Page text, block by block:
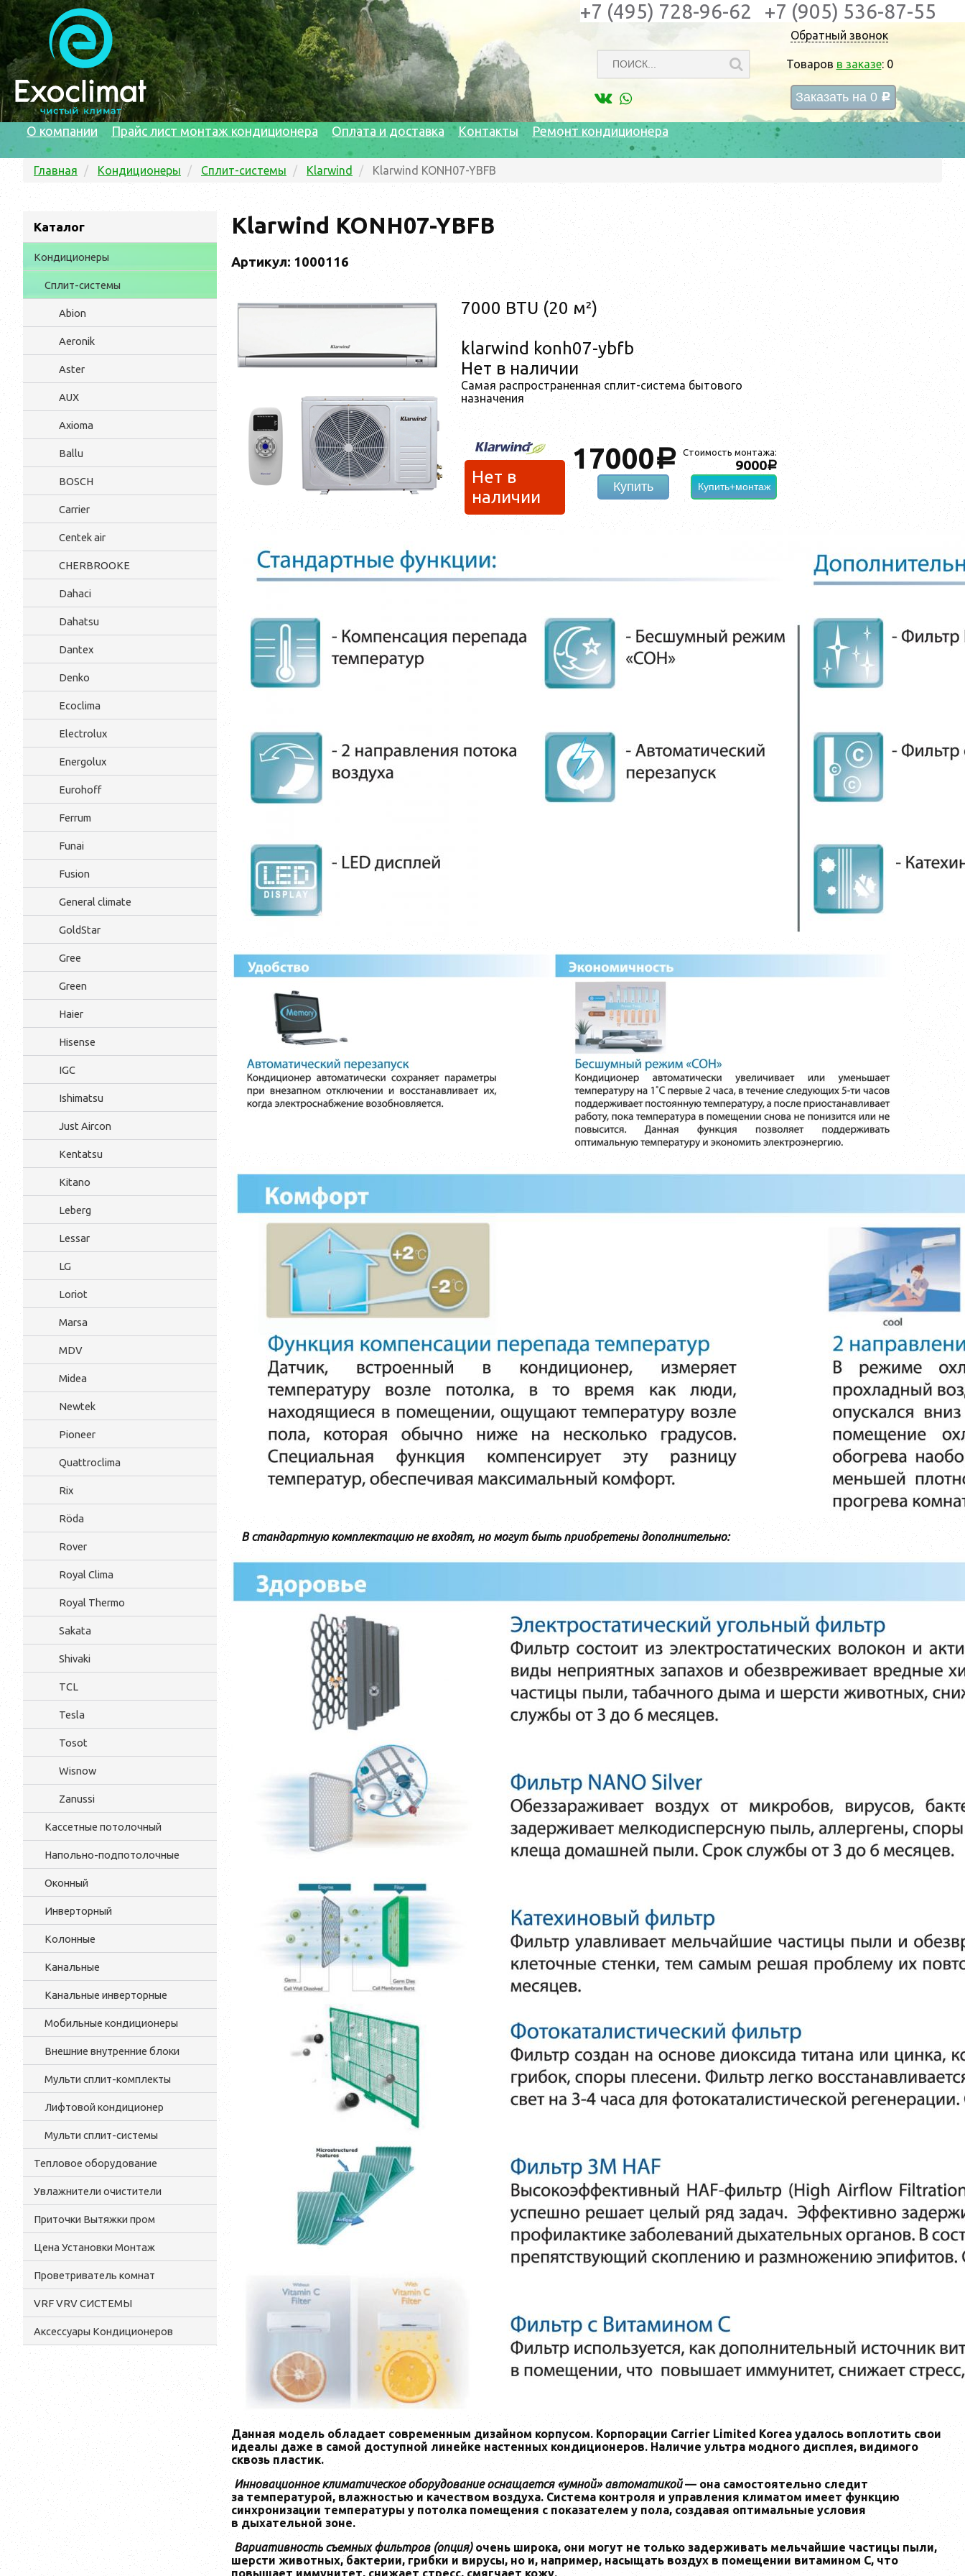
Обратный звонок
Товаров в заказе: 0
Заказать на 0 c
+7 (495) 728-96-62 +7 (905) 536-87-55
О компании Прайс лист монтаж кондиционера Оплата и доставка Контакты Ремонт кондиционера
Главная Кондиционеры Сплит-системы Klarwind Klarwind KONH07-YBFB
Каталог
Кондиционеры
Сплит-системы
Abion
Aeronik
Aster
AUX
Axioma
Ballu
BOSCH
Carrier
Centek air
CHERBROOKE
Dahaci
Dahatsu
Dantex
Denko
Ecoclima
Electrolux
Energolux
Eurohoff
Ferrum
Funai
Fusion
General climate
GoldStar
Gree
Green
Haier
Hisense
IGC
Ishimatsu
Just Aircon
Kentatsu
Kitano
Leberg
Lessar
LG
Loriot
Marsa
MDV
Midea
Newtek
Pioneer
Quattroclima
Rix
Röda
Rover
Royal Clima
Royal Thermo
Sakata
Shivaki
TCL
Tesla
Tosot
Wisnow
Zanussi
Кассетные потолочный
Напольно-подпотолочные
Оконный
Инверторный
Колонные
Канальные
Канальные инверторные
Мобильные кондиционеры
Внешние внутренние блоки
Мульти cплит-комплекты
Лифтовой кондиционер
Мульти сплит-системы
Тепловое оборудование
Увлажнители очистители
Приточки Вытяжки пром
Цена Установки Монтаж
Проветриватель комнат
VRF VRV СИСТЕМЫ
Аксессуары Кондиционеров
Klarwind KONH07-YBFB
Артикул: 1000116
7000 BTU (20 м²)
klarwind konh07-ybfb
Нет в наличии
Самая распространенная сплит-система бытового
назначения
Стоимость монтажа:
9000a
Купить+монтаж
17000a
Купить
Нет в
наличии
В стандартную комплектацию не входят, но могут быть приобретены дополнительно:
Данная модель обладает современным дизайном корпусом. Корпорации Carrier Limited Korea удалось воплотить свои
идеалы даже в самой доступной линейке настенных кондиционеров. Наличие ультра модного дисплея, видимого
сквозь пластик.
Инновационное климатическое оборудование оснащается «умной» автоматикой— она самостоятельно следит
за температурой, влажностью и качеством воздуха. Система контроля и управления климатом имеет функцию
синхронизации температуры у потолка помещения с показателем у пола, создавая оптимальные условия
в дыхательной зоне.
Вариативность съемных фильтров (опция) очень широка, они могут не только задерживать мельчайшие частицы пыли,
шерсти животных, бактерии, грибки и вирусы, но и, например, насыщать воздух в помещении витамином С, что
повышает иммунитет, снижает стресс, смягчает кожу.